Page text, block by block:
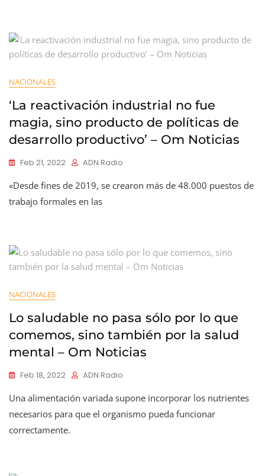
NACIONALES
‘La reactivación industrial no fue
magia, sino producto de políticas de
desarrollo productivo’ – Om Noticias
Feb 21, 2022 ADN Radio
«Desde fines de 2019, se crearon más de 48.000 puestos de
trabajo formales en las
NACIONALES
Lo saludable no pasa sólo por lo que
comemos, sino también por la salud
mental – Om Noticias
Feb 18, 2022 ADN Radio
Una alimentación variada supone incorporar los nutrientes
necesarios para que el organismo pueda funcionar
correctamente.